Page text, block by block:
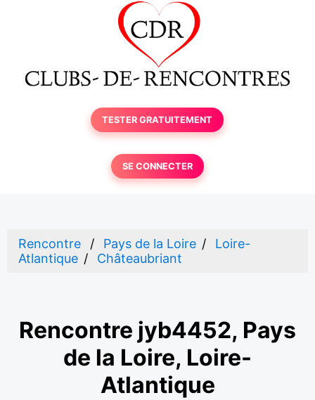
TESTER GRATUITEMENT
SE CONNECTER
Rencontre Pays de la Loire
Loire-
Atlantique
Châteaubriant
Rencontre jyb4452, Pays
de la Loire, Loire-
Atlantique